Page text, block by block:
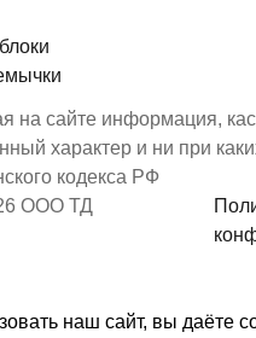
на сайте информация,
характер и ни при
кодекса РФ
ООО ТД
наш сайт, вы даёте